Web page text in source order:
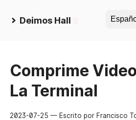
Deimos Hall
Comprime
La Terminal
2023-07-25 — Escrito por Francisco